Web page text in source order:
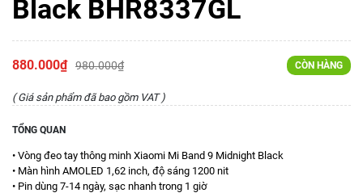
Black BHR8337GL
880.000₫ 980.000₫ CÒN HÀNG
( Giá sản phẩm đã bao gồm VAT )
TỔNG QUAN
• Vòng đeo tay thông minh Xiaomi Mi Band 9 Midnight Black
• Màn hình AMOLED 1,62 inch, độ sáng 1200 nit
• Pin dùng 7-14 ngày, sạc nhanh trong 1 giờ